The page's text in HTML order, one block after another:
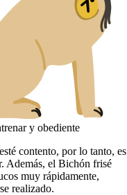
y obediente
contento, por lo tanto, es
Además, el Bichón frisé
muy rápidamente,
realizado.